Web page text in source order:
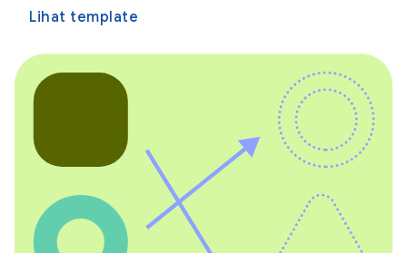
Lihat template